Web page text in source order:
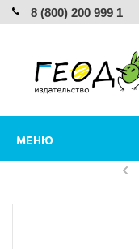
8 (800) 200 999 1
МЕНЮ